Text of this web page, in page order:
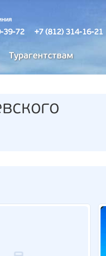
39-72 +7 (812) 314-16-21
Турагентствам